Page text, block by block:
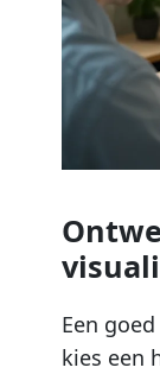
Een
kies een